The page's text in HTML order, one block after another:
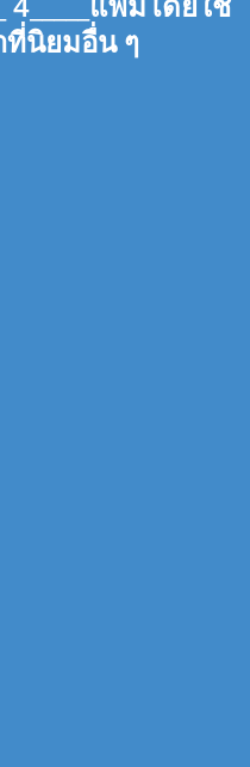
ที่นิยมอื่น ๆ